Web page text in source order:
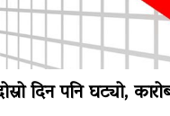
दिन पनि घट्यो,